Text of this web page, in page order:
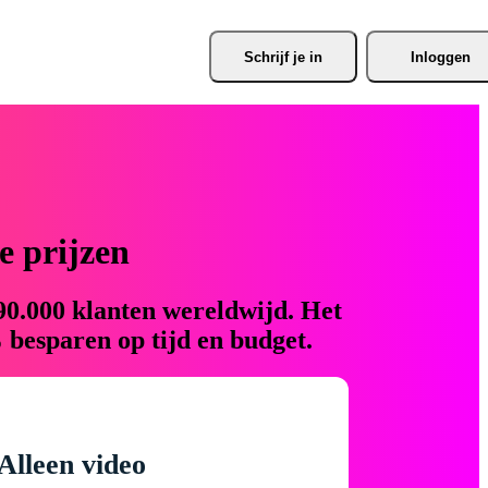
Schrijf je in Inloggen
prijzen
klanten wereldwijd. Het
op tijd en budget.
video